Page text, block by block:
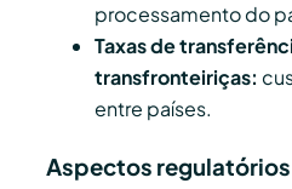
processamento do
Taxas de
transfronteiriças:
entre países.
Aspectos